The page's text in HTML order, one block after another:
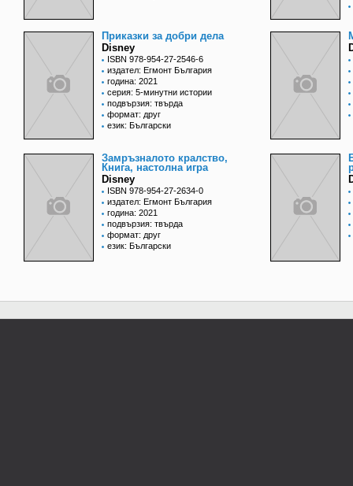
Приказки за добри дела
Disney
ISBN 978-954-27-2546-6
издател: Егмонт България
година: 2021
серия: 5-минутни истории
подвързия: твърда
формат: друг
език: Български
Замръзналото кралство,
Книга, настолна игра
Disney
ISBN 978-954-27-2634-0
издател: Егмонт България
година: 2021
подвързия: твърда
формат: друг
език: Български